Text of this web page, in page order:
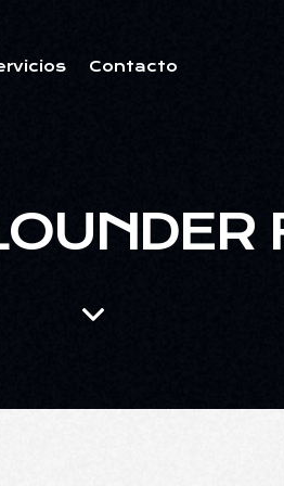
Contacto